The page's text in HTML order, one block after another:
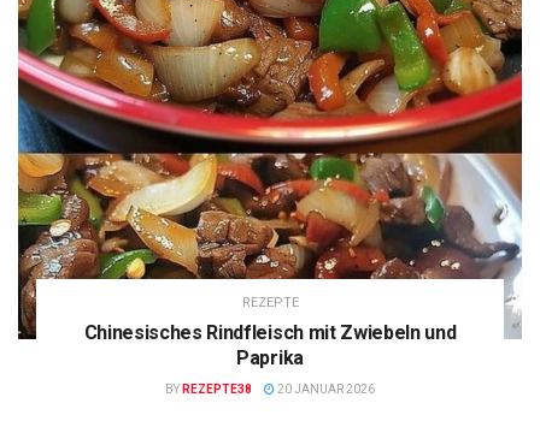
REZEPTE
Chinesisches Rindfleisch mit Zwiebeln und
Paprika
BY REZEPTE38 20 JANUAR 2026